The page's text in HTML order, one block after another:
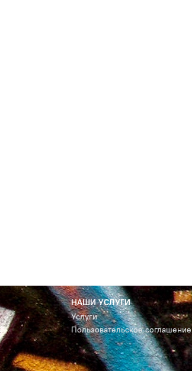
НАШИ УСЛУГИ
Услуги
Пользовательское соглашение